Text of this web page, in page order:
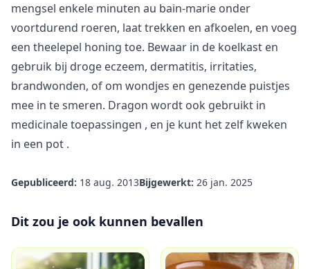
mengsel enkele minuten au bain-marie onder
voortdurend roeren, laat trekken en afkoelen, en voeg
een theelepel honing toe. Bewaar in de koelkast en
gebruik bij droge eczeem, dermatitis, irritaties,
brandwonden, of om wondjes en genezende puistjes
mee in te smeren. Dragon wordt ook gebruikt in
medicinale toepassingen , en je kunt hetzelf kweken
in een pot .
Gepubliceerd: 18 aug. 2013Bijgewerkt: 26 jan. 2025
Dit zou je ook kunnen bevallen